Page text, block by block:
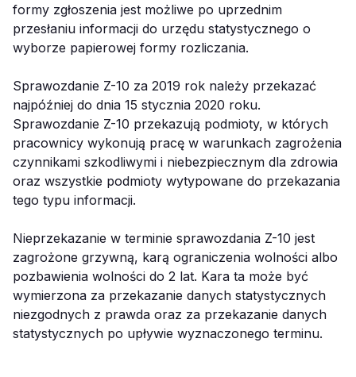
formy zgłoszenia jest możliwe po uprzednim
przesłaniu informacji do urzędu statystycznego o
wyborze papierowej formy rozliczania.
Sprawozdanie Z-10 za 2019 rok należy przekazać
najpóźniej do dnia 15 stycznia 2020 roku.
Sprawozdanie Z-10 przekazują podmioty, w których
pracownicy wykonują pracę w warunkach zagrożenia
czynnikami szkodliwymi i niebezpiecznym dla zdrowia
oraz wszystkie podmioty wytypowane do przekazania
tego typu informacji.
Nieprzekazanie w terminie sprawozdania Z-10 jest
zagrożone grzywną, karą ograniczenia wolności albo
pozbawienia wolności do 2 lat. Kara ta może być
wymierzona za przekazanie danych statystycznych
niezgodnych z prawda oraz za przekazanie danych
statystycznych po upływie wyznaczonego terminu.